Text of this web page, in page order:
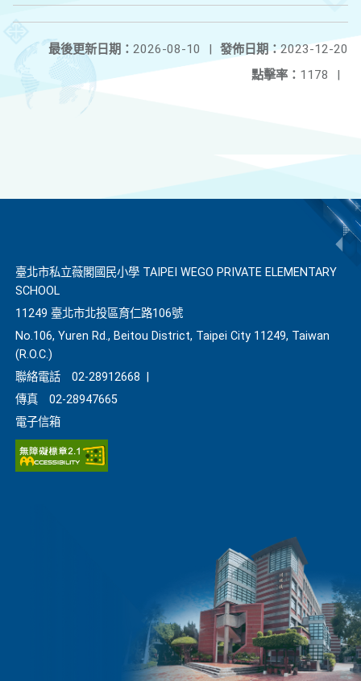
發佈日期：2023-12-20
最後更新日期： 2026-08-10
|
點擊率： 1178 |
臺北市私立薇閣國民小學 TAIPEI WEGO PRIVATE ELEMENTARY
SCHOOL
11249 臺北市北投區育仁路106號
No.106, Yuren Rd., Beitou District, Taipei City 11249, Taiwan
(R.O.C.)
聯絡電話
02-28912668
傳真
02-28947665
電子信箱